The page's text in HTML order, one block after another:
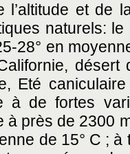
l’altitude et de
naturels:
28° en
désert
Eté
à de fortes
à près de 2300
de 15° C ; à